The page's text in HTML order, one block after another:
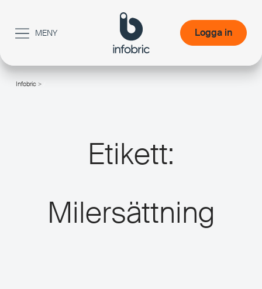
MENY
Logga in
Logga in
Infobric>
Etikett:
Milersättning